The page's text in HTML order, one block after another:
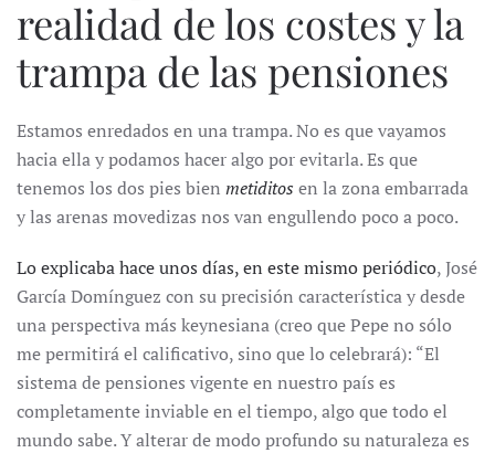
realidad de los costes y la
trampa de las pensiones
Estamos enredados en una trampa. No es que vayamos
hacia ella y podamos hacer algo por evitarla. Es que
tenemos los dos pies bien metiditos en la zona embarrada
y las arenas movedizas nos van engullendo poco a poco.
Lo explicaba hace unos días, en este mismo periódico, José
García Domínguez con su precisión característica y desde
una perspectiva más keynesiana (creo que Pepe no sólo
me permitirá el calificativo, sino que lo celebrará): “El
sistema de pensiones vigente en nuestro país es
completamente inviable en el tiempo, algo que todo el
mundo sabe. Y alterar de modo profundo su naturaleza es